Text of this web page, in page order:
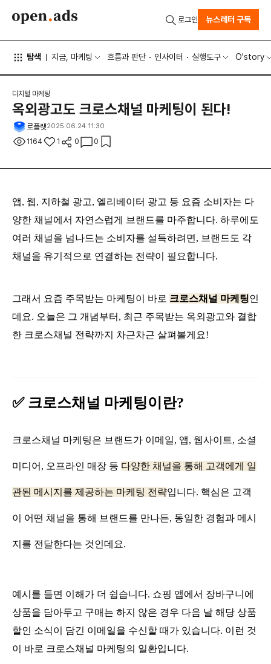
탐색 지금, 마케팅 흐름과 판단 인사이터 실행도구 O'story
로그인 뉴스레터 구독
디지털 마케팅
옥외광고도 크로스채널 마케팅이 된다!
로플랫2025.06.24 11:30
1164 1 0 0
앱, 웹, 지하철 광고, 엘리베이터 광고 등 요즘 소비자는 다
양한 채널에서 자연스럽게 브랜드를 마주합니다. 하루에도
여러 채널을 넘나드는 소비자를 설득하려면, 브랜드도 각
채널을 유기적으로 연결하는 전략이 필요합니다.
그래서 요즘 주목받는 마케팅이 바로 크로스채널 마케팅인
데요. 오늘은 그 개념부터, 최근 주목받는 옥외광고와 결합
한 크로스채널 전략까지 차근차근 살펴볼게요!
✅ 크로스채널 마케팅이란?
크로스채널 마케팅은 브랜드가 이메일, 앱, 웹사이트, 소셜
미디어, 오프라인 매장 등 다양한 채널을 통해 고객에게 일
관된 메시지를 제공하는 마케팅 전략입니다. 핵심은 고객
이 어떤 채널을 통해 브랜드를 만나든, 동일한 경험과 메시
지를 전달한다는 것인데요.
예시를 들면 이해가 더 쉽습니다. 쇼핑 앱에서 장바구니에
상품을 담아두고 구매는 하지 않은 경우 다음 날 해당 상품
할인 소식이 담긴 이메일을 수신할 때가 있습니다. 이런 것
이 바로 크로스채널 마케팅의 일환입니다.